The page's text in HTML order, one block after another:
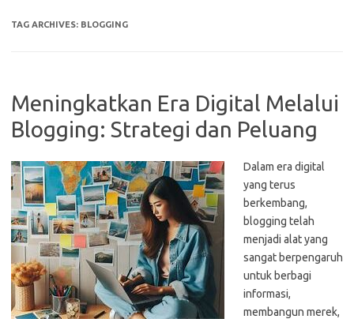
TAG ARCHIVES: BLOGGING
Meningkatkan Era Digital Melalui
Blogging: Strategi dan Peluang
Dalam era digital
yang terus
berkembang,
blogging telah
menjadi alat yang
sangat berpengaruh
untuk berbagi
informasi,
membangun merek,